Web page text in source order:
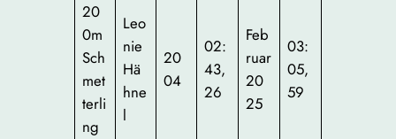
20
0m
Sch
met
terli
ng
Leo
nie
Hä
hne
l
20
04
02:
43,
26
Feb
ruar
20
25
03:
05,
59